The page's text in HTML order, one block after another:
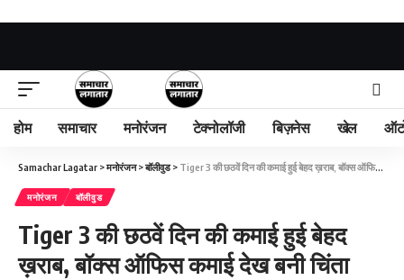
होम समाचार मनोरंजन टेक्नोलॉजी बिज़नेस खेल
Samachar Lagatar >मनोरंजन>बॉलीवुड> Tiger 3 की छठवें दिन की कमाई हुई बेहद ख़राब, बॉक्स ऑफिस कमाई देख बनी चिंता
मनोरंजन बॉलीवुड
Tiger 3 की छठवें दिन की कमाई हुई बेहद
ख़राब, बॉक्स ऑफिस कमाई देख बनी चिंता